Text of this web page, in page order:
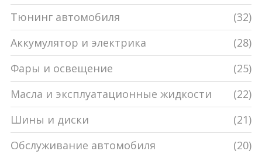
Тюнинг автомобиля
(32)
Аккумулятор и электрика
(28)
Фары и освещение
(25)
Масла и эксплуатационные жидкости
(22)
Шины и диски
(21)
Обслуживание автомобиля
(20)